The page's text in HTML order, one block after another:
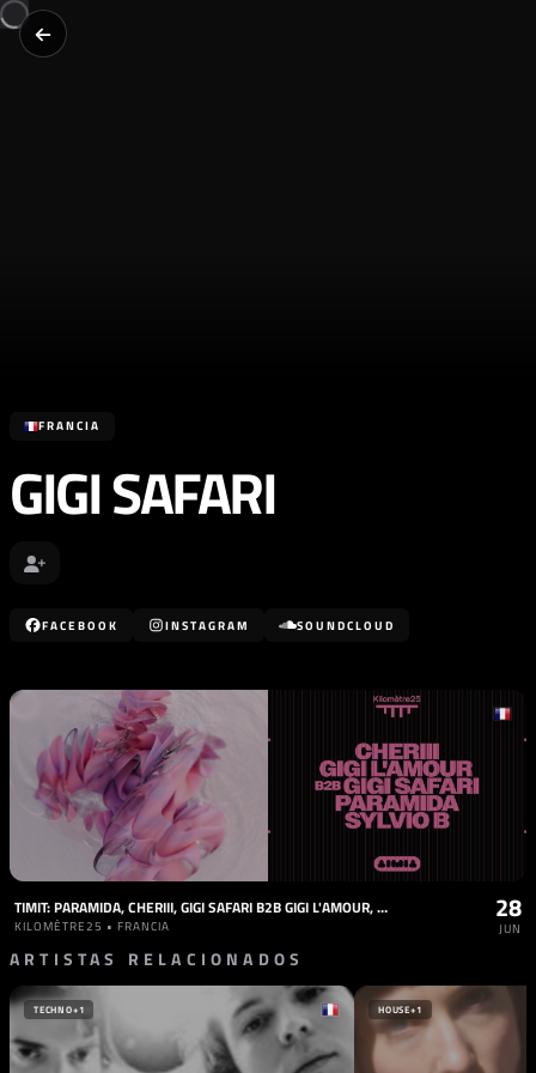
FRANCIA
GIGI SAFARI
FACEBOOK INSTAGRAM SOUNDCLOUD
TIMIT: PARAMIDA, CHERIII, GIGI SAFARI B2B GIGI L'AMOUR, SYLVIO B
KILOMÈTRE25 • FRANCIA
28
JUN
ARTISTAS RELACIONADOS
TECHNO+1 HOUSE+1